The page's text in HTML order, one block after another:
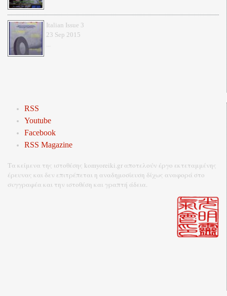
Italian Issue 3
23 Sep 2015
RSS
Youtube
Facebook
RSS Magazine
Τα κείμενα της ιστοθέσης komyoreiki.gr αποτελούν έργο εκτεταμμένης
έρευνας και δεν επιτρέπεται η αναδημοσίευση δίχως αναφορά στο
συγγραφέα και την ιστοθέση και γραπτή άδεια.